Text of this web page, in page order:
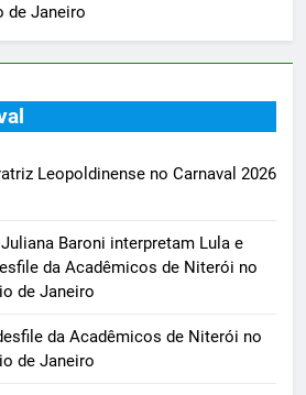
de Janeiro
Leopoldinense no Carnaval 2026
Baroni interpretam Lula e
da Acadêmicos de Niterói no
de Janeiro
da Acadêmicos de Niterói no
de Janeiro